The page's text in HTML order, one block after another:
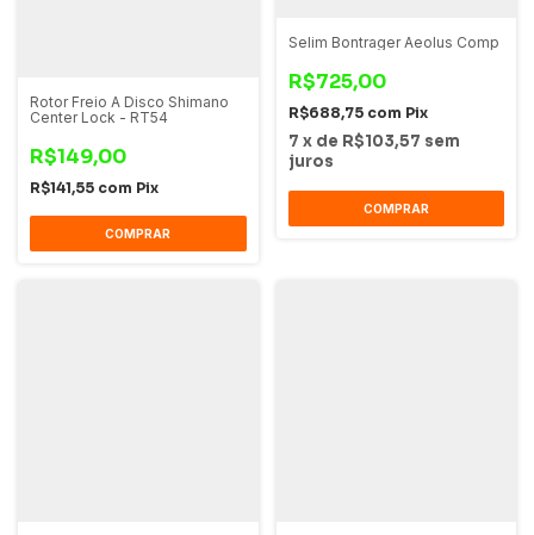
Rotor Freio A Disco Shimano
Center Lock - RT54
R$149,00
R$141,55 com Pix
COMPRAR
Selim Bontrager Aeolus Comp
R$725,00
R$688,75 com Pix
7 x de R$103,57 sem
juros
COMPRAR